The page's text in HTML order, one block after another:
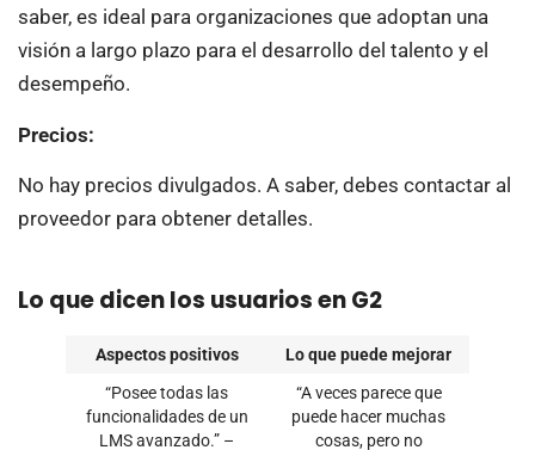
saber, es ideal para organizaciones que adoptan una
visión a largo plazo para el desarrollo del talento y el
desempeño.
Precios:
No hay precios divulgados. A saber, debes contactar al
proveedor para obtener detalles.
Lo que dicen los usuarios en G2
Aspectos positivos
Lo que puede mejorar
“Posee todas las
funcionalidades de un
LMS avanzado.” –
“A veces parece que
puede hacer muchas
cosas, pero no